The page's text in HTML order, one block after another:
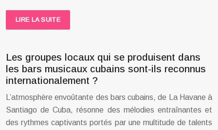
LIRE LA SUITE
Les groupes locaux qui se produisent dans
les bars musicaux cubains sont-ils reconnus
internationalement ?
L’atmosphère envoûtante des bars cubains, de La Havane à
Santiago de Cuba, résonne des mélodies entraînantes et
des rythmes captivants portés par une multitude de talents